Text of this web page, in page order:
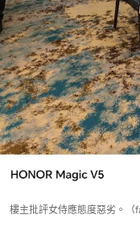
樓主批評女侍應態度惡劣。（